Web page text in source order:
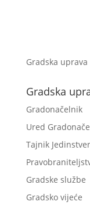
Gradska uprava
Gradska
Gradonačelnik
Ured
Tajnik
Gradske službe
Gradsko vijeće